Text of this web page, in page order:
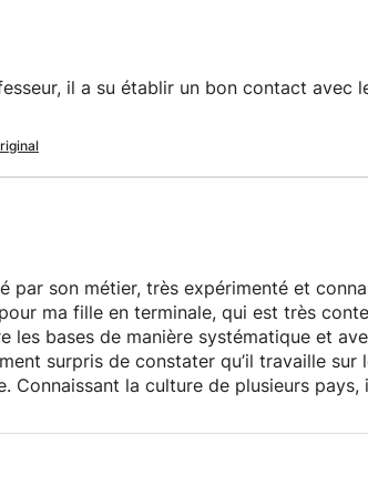
il a su établir un bon contact avec
par son métier, très expérimenté et
ma fille en terminale, qui est très
les bases de manière systématique et
surpris de constater qu’il travaille sur
Connaissant la culture de plusieurs pays,
attendons avec plaisir le deuxième